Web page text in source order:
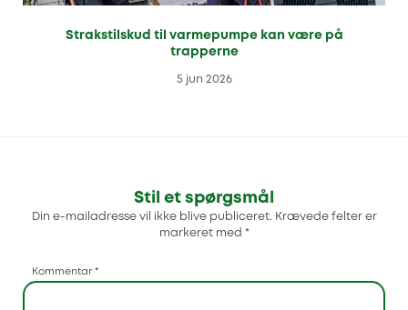
Strakstilskud til varmepumpe kan være på
trapperne
5 jun 2026
Stil et spørgsmål
Din e-mailadresse vil ikke blive publiceret. Krævede felter er
markeret med *
Kommentar *